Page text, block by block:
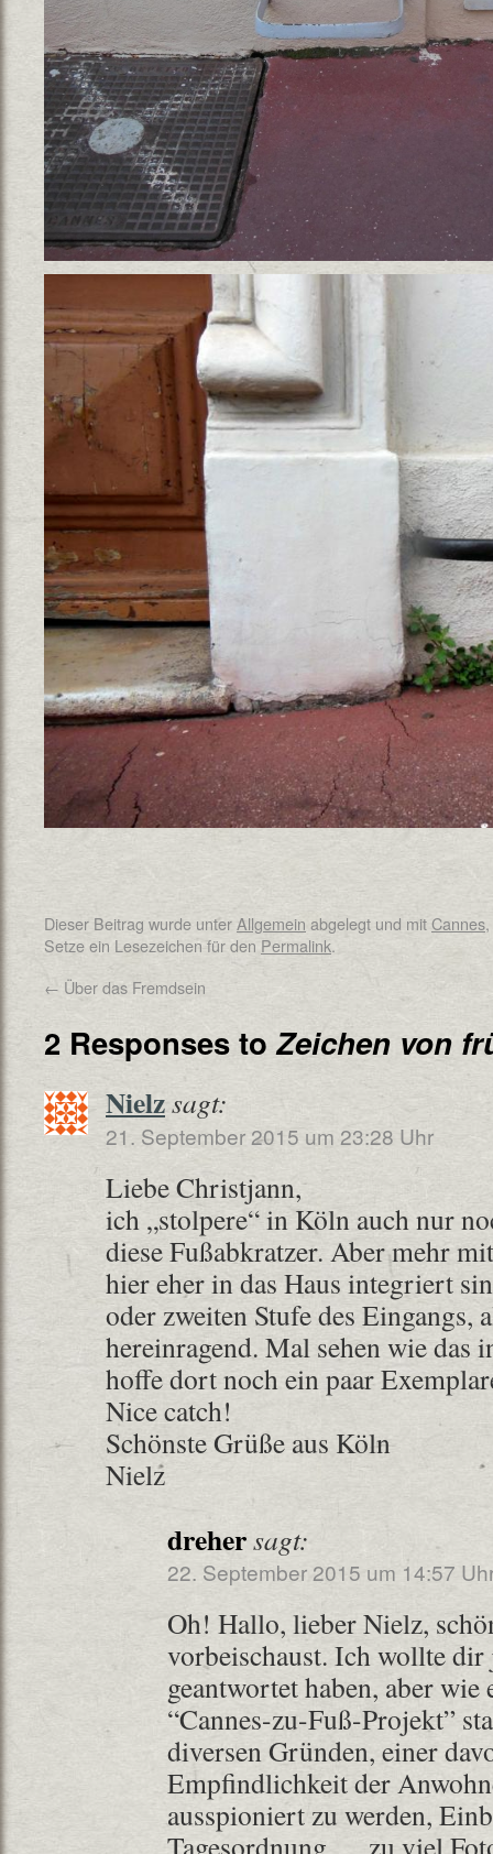
Dieser Beitrag wurde unterAllgemein abgelegt und mitCannes,
Setze ein Lesezeichen für den Permalink.
← Über das Fremdsein
2 Responses to Zeichen von
Nielzsagt:
21. September 2015 um 23:28 Uhr
Liebe Christjann,
ich „stolpere“ in Köln auch nur
diese Fußabkratzer. Aber mehr
hier eher in das Haus integriert
oder zweiten Stufe des Eingangs,
hereinragend. Mal sehen wie das
hoffe dort noch ein paar
Nice catch!
Schönste Grüße aus Köln
Nielz
drehersagt:
22. September 2015 um 14:57
Oh! Hallo, lieber Nielz,
vorbeischaust. Ich wollte
geantwortet haben, aber
“Cannes-zu-Fuß-Projekt”
diversen Gründen, einer
Empfindlichkeit der
ausspioniert zu werden,
Tagesordnung … zu viel